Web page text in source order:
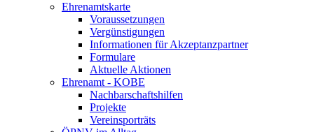
Ehrenamtskarte
Voraussetzungen
Vergünstigungen
Informationen für Akzeptanzpartner
Formulare
Aktuelle Aktionen
Ehrenamt - KOBE
Nachbarschaftshilfen
Projekte
Vereinsporträts